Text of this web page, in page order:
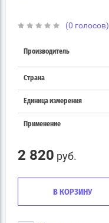
(0 голосов)
Производитель
Страна
Единица измерения
Применение
2 820 руб.
В КОРЗИНУ